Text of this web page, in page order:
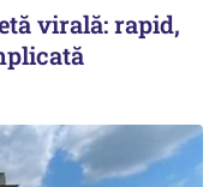
virală: rapid,